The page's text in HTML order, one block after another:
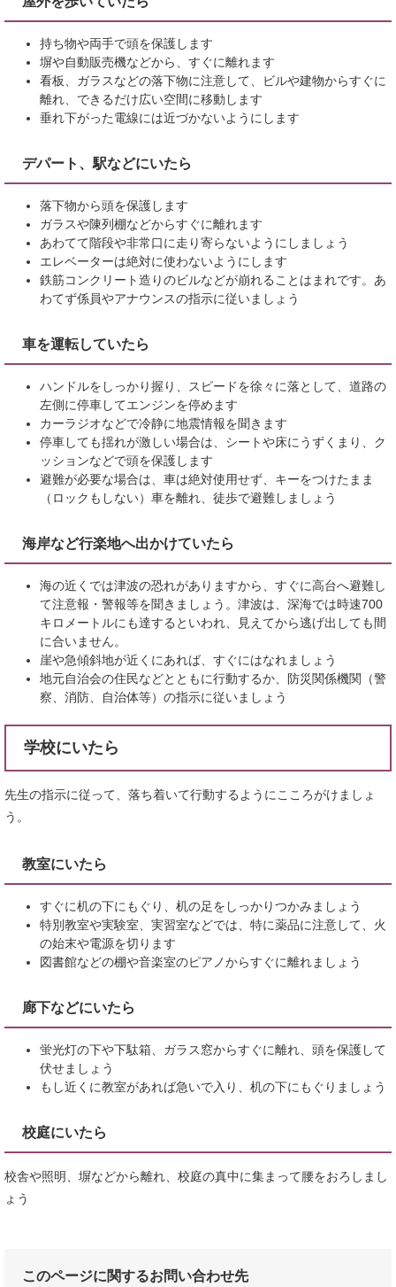
持ち物や両手で頭を保護します
塀や自動販売機などから、すぐに離れます
看板、ガラスなどの落下物に注意して、ビルや建物からすぐに
離れ、できるだけ広い空間に移動します
垂れ下がった電線には近づかないようにします
デパート、駅などにいたら
落下物から頭を保護します
ガラスや陳列棚などからすぐに離れます
あわてて階段や非常口に走り寄らないようにしましょう
エレベーターは絶対に使わないようにします
鉄筋コンクリート造りのビルなどが崩れることはまれです。あ
わてず係員やアナウンスの指示に従いましょう
車を運転していたら
ハンドルをしっかり握り、スピードを徐々に落として、道路の
左側に停車してエンジンを停めます
カーラジオなどで冷静に地震情報を聞きます
停車しても揺れが激しい場合は、シートや床にうずくまり、ク
ッションなどで頭を保護します
避難が必要な場合は、車は絶対使用せず、キーをつけたまま
（ロックもしない）車を離れ、徒歩で避難しましょう
海岸など行楽地へ出かけていたら
海の近くでは津波の恐れがありますから、すぐに高台へ避難し
て注意報・警報等を聞きましょう。津波は、深海では時速700
キロメートルにも達するといわれ、見えてから逃げ出しても間
に合いません。
崖や急傾斜地が近くにあれば、すぐにはなれましょう
地元自治会の住民などとともに行動するか、防災関係機関（警
察、消防、自治体等）の指示に従いましょう
学校にいたら
先生の指示に従って、落ち着いて行動するようにこころがけましょ
う。
教室にいたら
すぐに机の下にもぐり、机の足をしっかりつかみましょう
特別教室や実験室、実習室などでは、特に薬品に注意して、火
の始末や電源を切ります
図書館などの棚や音楽室のピアノからすぐに離れましょう
廊下などにいたら
蛍光灯の下や下駄箱、ガラス窓からすぐに離れ、頭を保護して
伏せましょう
もし近くに教室があれば急いで入り、机の下にもぐりましょう
校庭にいたら
校舎や照明、塀などから離れ、校庭の真中に集まって腰をおろしまし
ょう
このページに関するお問い合わせ先